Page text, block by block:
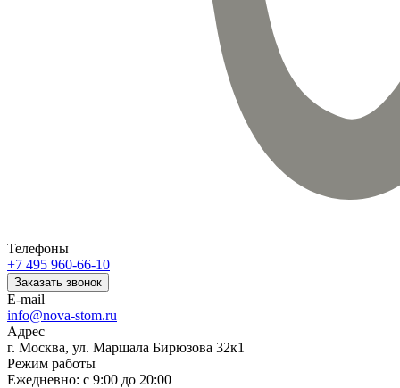
Телефоны
+7 495 960-66-10
Заказать звонок
E-mail
info@nova-stom.ru
Адрес
г. Москва, ул. Маршала Бирюзова 32к1
Режим работы
Ежедневно: с 9:00 до 20:00